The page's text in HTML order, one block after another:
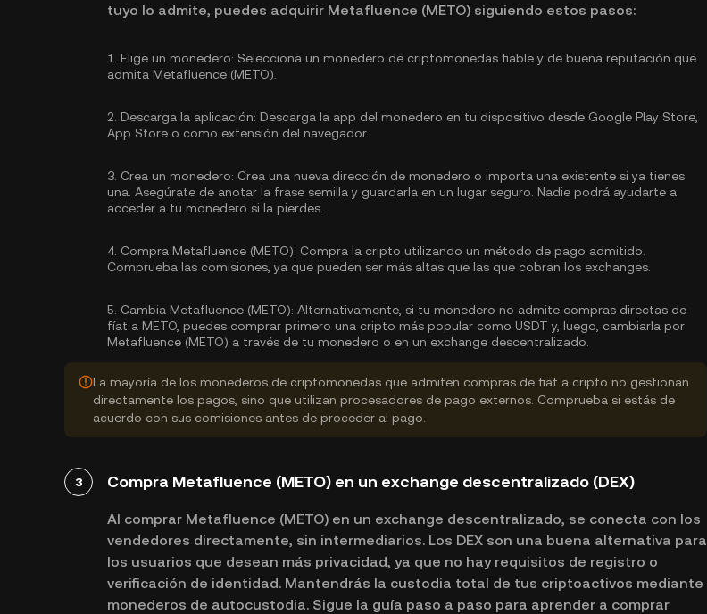
tuyo lo admite, puedes adquirir Metafluence (METO) siguiendo estos pasos:
1. Elige un monedero: Selecciona un monedero de criptomonedas fiable y de buena reputación que
admita Metafluence (METO).
2. Descarga la aplicación: Descarga la app del monedero en tu dispositivo desde Google Play Store,
App Store o como extensión del navegador.
3. Crea un monedero: Crea una nueva dirección de monedero o importa una existente si ya tienes
una. Asegúrate de anotar la frase semilla y guardarla en un lugar seguro. Nadie podrá ayudarte a
acceder a tu monedero si la pierdes.
4. Compra Metafluence (METO): Compra la cripto utilizando un método de pago admitido.
Comprueba las comisiones, ya que pueden ser más altas que las que cobran los exchanges.
5. Cambia Metafluence (METO): Alternativamente, si tu monedero no admite compras directas de
fíat a METO, puedes comprar primero una cripto más popular como USDT y, luego, cambiarla por
Metafluence (METO) a través de tu monedero o en un exchange descentralizado.
La mayoría de los monederos de criptomonedas que admiten compras de fiat a cripto no gestionan
directamente los pagos, sino que utilizan procesadores de pago externos. Comprueba si estás de
acuerdo con sus comisiones antes de proceder al pago.
3 Compra Metafluence (METO) en un exchange descentralizado (DEX)
Al comprar Metafluence (METO) en un exchange descentralizado, se conecta con los
vendedores directamente, sin intermediarios. Los DEX son una buena alternativa para
los usuarios que desean más privacidad, ya que no hay requisitos de registro o
verificación de identidad. Mantendrás la custodia total de tus criptoactivos mediante
monederos de autocustodia. Sigue la guía paso a paso para aprender a comprar